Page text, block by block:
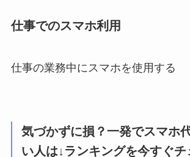
仕事でのスマホ利用
仕事の業務中にスマホを使用する
気づかずに損？一発でスマホ
い人は↓ランキングを今すぐチ